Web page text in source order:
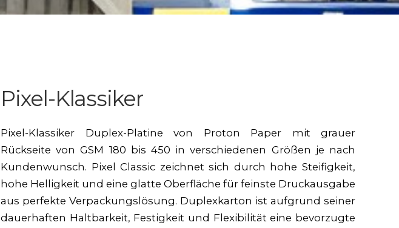
Pixel-Klassiker
Pixel-Klassiker Duplex-Platine von Proton Paper mit grauer
Rückseite von GSM 180 bis 450 in verschiedenen Größen je nach
Kundenwunsch. Pixel Classic zeichnet sich durch hohe Steifigkeit,
hohe Helligkeit und eine glatte Oberfläche für feinste Druckausgabe
aus perfekte Verpackungslösung. Duplexkarton ist aufgrund seiner
dauerhaften Haltbarkeit, Festigkeit und Flexibilität eine bevorzugte